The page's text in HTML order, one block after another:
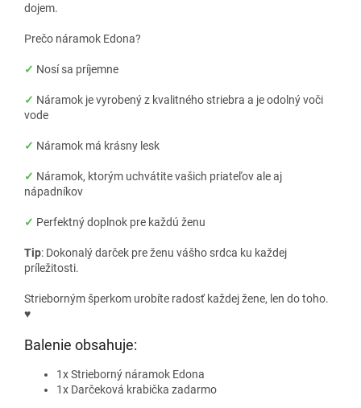
dojem.
Prečo náramok Edona?
✓ Nosí sa príjemne
✓ Náramok je vyrobený z kvalitného striebra a je odolný voči
vode
✓ Náramok má krásny lesk
✓ Náramok, ktorým uchvátite vašich priateľov ale aj
nápadníkov
✓ Perfektný doplnok pre každú ženu
Tip: Dokonalý darček pre ženu vášho srdca ku každej
príležitosti.
Strieborným šperkom urobíte radosť každej žene, len do toho.
♥
Balenie obsahuje:
1x Strieborný náramok Edona
1x Darčeková krabička zadarmo